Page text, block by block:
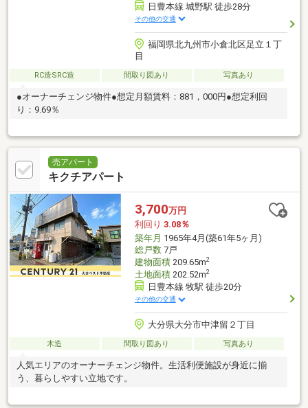
日豊本線 城野駅 徒歩28分
その他の交通
福岡県北九州市小倉北区足立１丁
目
RC造SRC造 間取り図あり 写真あり
●オーナーチェンジ物件●想定月額賃料：881，000円●想定利回
り：9.69％
売アパート
キクチアパート
3,700万円
利回り 3.08％
築年月 1965年4月(築61年5ヶ月)
総戸数7戸
建物面積209.65m2
土地面積202.52m2
日豊本線 牧駅 徒歩20分
その他の交通
大分県大分市中津留２丁目
木造 間取り図あり 写真あり
人気エリアのオーナーチェンジ物件。生活利便施設が身近に揃
う、暮らしやすい立地です。